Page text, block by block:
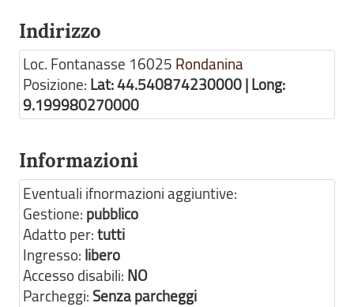
Indirizzo
Loc. Fontanasse 16025 Rondanina
Posizione: Lat: 44.540874230000 | Long:
9.199980270000
Informazioni
Eventuali ifnormazioni aggiuntive:
Gestione: pubblico
Adatto per:tutti
Ingresso: libero
Accesso disabili: NO
Parcheggi: Senza parcheggi